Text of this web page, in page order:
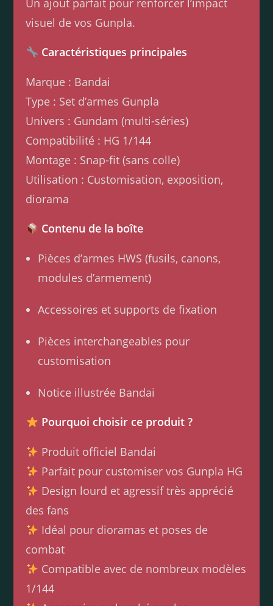
Un ajout parfait pour renforcer l’impact
visuel de vos Gunpla.
Caractéristiques principales
Marque : Bandai
Type : Set d’armes Gunpla
Univers : Gundam (multi-séries)
Compatibilité : HG 1/144
Montage : Snap-fit (sans colle)
Utilisation : Customisation, exposition,
diorama
Contenu de la boîte
Pièces d’armes HWS (fusils, canons,
modules d’armement)
Accessoires et supports de fixation
Pièces interchangeables pour
customisation
Notice illustrée Bandai
Pourquoi choisir ce produit ?
Produit officiel Bandai
Parfait pour customiser vos Gunpla HG
Design lourd et agressif très apprécié
des fans
Idéal pour dioramas et poses de
combat
Compatible avec de nombreux modèles
1/144